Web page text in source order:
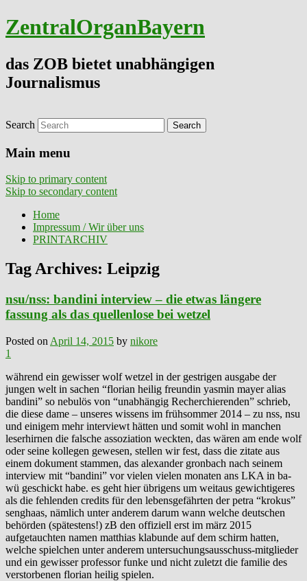
ZentralOrganBayern
das ZOB bietet unabhängigen
Journalismus
Search
Main menu
Skip to primary content
Skip to secondary content
Home
Impressum / Wir über uns
PRINTARCHIV
Tag Archives: Leipzig
nsu/nss: bandini interview – die etwas längere
fassung als das quellenlose bei wetzel
Posted on April 14, 2015 by nikore
1
während ein gewisser wolf wetzel in der gestrigen ausgabe der
jungen welt in sachen “florian heilig freundin yasmin mayer alias
bandini” so nebulös von “unabhängig Recherchierenden” schrieb,
die diese dame – unseres wissens im frühsommer 2014 – zu nss, nsu
und einigem mehr interviewt hätten und somit wohl in manchen
leserhirnen die falsche assoziation weckten, das wären am ende wolf
oder seine kollegen gewesen, stellen wir fest, dass die zitate aus
einem dokument stammen, das alexander gronbach nach seinem
interview mit “bandini” vor vielen vielen monaten ans LKA in ba-
wü geschickt habe. es geht hier übrigens um weitaus gewichtigeres
als die fehlenden credits für den lebensgefährten der petra “krokus”
senghaas, nämlich unter anderem darum wann welche deutschen
behörden (spätestens!) zB den offiziell erst im märz 2015
aufgetauchten namen matthias klabunde auf dem schirm hatten,
welche spielchen unter anderem untersuchungsausschuss-mitglieder
und ein gewisser professor funke und nicht zuletzt die familie des
verstorbenen florian heilig spielen.